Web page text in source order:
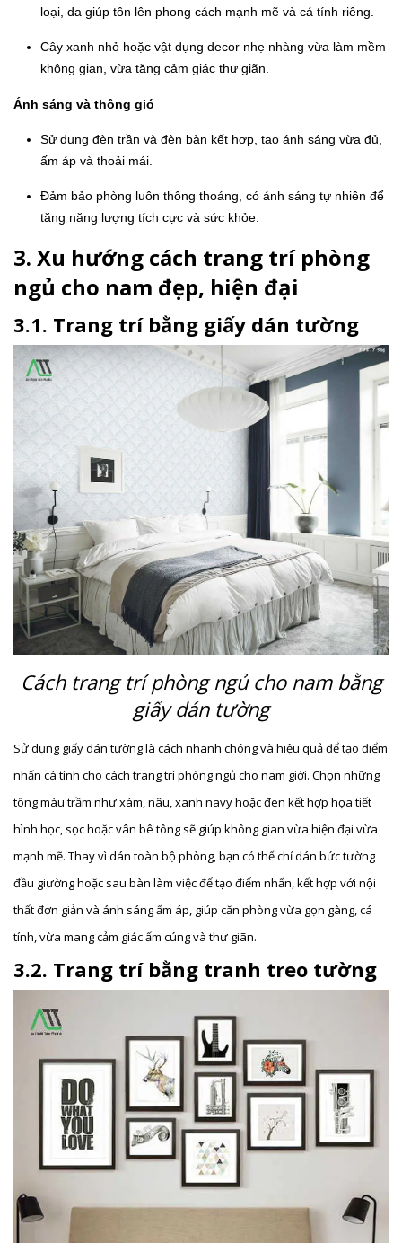
loại, da giúp tôn lên phong cách mạnh mẽ và cá tính riêng.
Cây xanh nhỏ hoặc vật dụng decor nhẹ nhàng vừa làm mềm
không gian, vừa tăng cảm giác thư giãn.
Ánh sáng và thông gió
Sử dụng đèn trần và đèn bàn kết hợp, tạo ánh sáng vừa đủ,
ấm áp và thoải mái.
Đảm bảo phòng luôn thông thoáng, có ánh sáng tự nhiên để
tăng năng lượng tích cực và sức khỏe.
3. Xu hướng cách trang trí phòng
ngủ cho nam đẹp, hiện đại
3.1. Trang trí bằng giấy dán tường
Cách trang trí phòng ngủ cho nam bằng
giấy dán tường
Sử dụng giấy dán tường là cách nhanh chóng và hiệu quả để tạo điểm
nhấn cá tính cho cách trang trí phòng ngủ cho nam giới. Chọn những
tông màu trầm như xám, nâu, xanh navy hoặc đen kết hợp họa tiết
hình học, sọc hoặc vân bê tông sẽ giúp không gian vừa hiện đại vừa
mạnh mẽ. Thay vì dán toàn bộ phòng, bạn có thể chỉ dán bức tường
đầu giường hoặc sau bàn làm việc để tạo điểm nhấn, kết hợp với nội
thất đơn giản và ánh sáng ấm áp, giúp căn phòng vừa gọn gàng, cá
tính, vừa mang cảm giác ấm cúng và thư giãn.
3.2. Trang trí bằng tranh treo tường